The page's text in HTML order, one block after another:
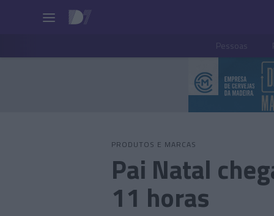
Pessoas
PRODUTOS E MARCAS
Pai Natal
11 horas